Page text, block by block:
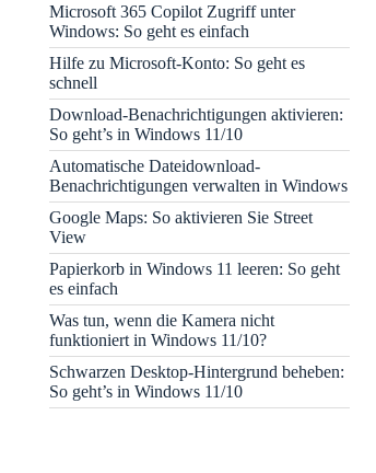
Microsoft 365 Copilot Zugriff unter
Windows: So geht es einfach
Hilfe zu Microsoft-Konto: So geht es
schnell
Download-Benachrichtigungen aktivieren:
So geht’s in Windows 11/10
Automatische Dateidownload-
Benachrichtigungen verwalten in Windows
Google Maps: So aktivieren Sie Street
View
Papierkorb in Windows 11 leeren: So geht
es einfach
Was tun, wenn die Kamera nicht
funktioniert in Windows 11/10?
Schwarzen Desktop-Hintergrund beheben:
So geht’s in Windows 11/10